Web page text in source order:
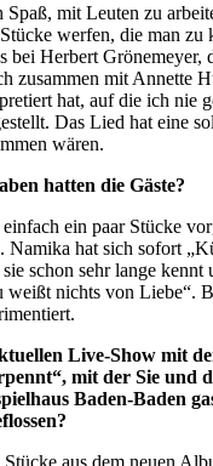
Spaß, mit Leuten zu
werfen, die man zu
bei Herbert Grönemeyer,
zusammen mit Annette
hat, auf die ich nie
Das Lied hat eine
wären.
hatten die Gäste?
ein paar Stücke
Namika hat sich sofort
schon sehr lange
weißt nichts von Liebe“.
Live-Show mit
mit der Sie und
Baden-Baden
aus dem neuen